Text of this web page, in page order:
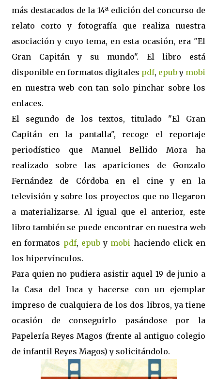
más destacados de la 14ª edición del concurso de
relato corto y fotografía que realiza nuestra
asociación y cuyo tema, en esta ocasión, era "El
Gran Capitán y su mundo". El libro está
disponible en formatos digitales pdf, epuby mobi
en nuestra web con tan solo pinchar sobre los
enlaces.
El segundo de los textos, titulado "El Gran
Capitán en la pantalla", recoge el reportaje
periodístico que Manuel Bellido Mora ha
realizado sobre las apariciones de Gonzalo
Fernández de Córdoba en el cine y en la
televisión y sobre los proyectos que no llegaron
a materializarse. Al igual que el anterior, este
libro también se puede encontrar en nuestra web
en formatos pdf, epuby mobi haciendo click en
los hipervínculos.
Para quien no pudiera asistir aquel 19 de junio a
la Casa del Inca y hacerse con un ejemplar
impreso de cualquiera de los dos libros, ya tiene
ocasión de conseguirlo pasándose por la
Papelería Reyes Magos (frente al antiguo colegio
de infantil Reyes Magos) y solicitándolo.